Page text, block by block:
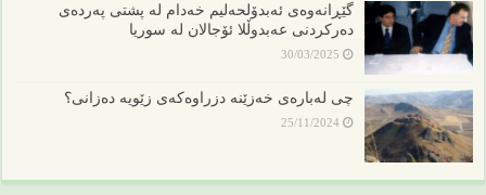
گێڕانەوەی ئەبدۆلحەلیم خەدام لە پشتی پەردەی
دەرکردنی عەبدوڵلا ئۆجالان لە سوریا
30/03/2025
چی لەبارەی خەزێنە دزراوەکەی زێویە دەزانی؟
25/11/2024